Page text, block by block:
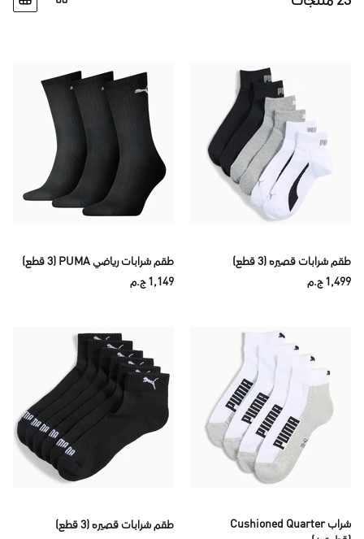
طقم شرابات قصيره (3 قطع)
1,499 ج.م
طقم شرابات رياضي PUMA (3 قطع)
1,149 ج.م
شراب Cushioned Quarter
طقم شرابات قصيره (3 قطع)